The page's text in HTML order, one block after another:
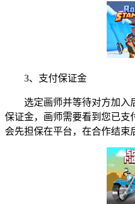
3、支付保证金
选定画师并等待对方加入
保证金，画师需要看到您已支
会先担保在平台，在合作结束